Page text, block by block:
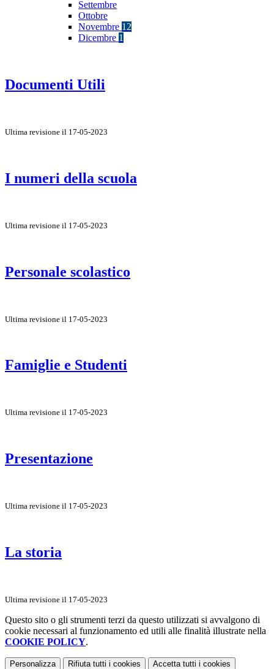
Settembre
Ottobre
Novembre 12
Dicembre 1
Documenti Utili
Ultima revisione il 17-05-2023
I numeri della scuola
Ultima revisione il 17-05-2023
Personale scolastico
Ultima revisione il 17-05-2023
Famiglie e Studenti
Ultima revisione il 17-05-2023
Presentazione
Ultima revisione il 17-05-2023
La storia
Ultima revisione il 17-05-2023
Questo sito o gli strumenti terzi da questo utilizzati si avvalgono di
cookie necessari al funzionamento ed utili alle finalità illustrate nella
COOKIE POLICY.
Personalizza Rifiuta tutti i cookies Accetta tutti i cookies